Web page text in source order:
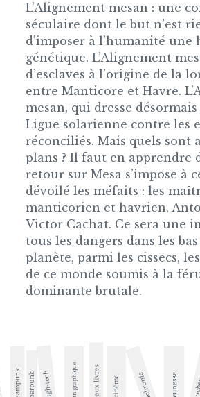
L’Alignement mesan : une
séculaire dont le but n’est
d’imposer à l’humanité une
génétique. L’Alignement
d’esclaves à l’origine de la
entre Manticore et Havre.
mesan, qui dresse
Ligue solarienne contre les
réconciliés. Mais quels sont
plans ? Il faut en apprendre
retour sur Mesa s’impose à
dévoilé les méfaits : les
manticorien et havrien,
Victor Cachat. Ce sera une
tous les dangers dans les
planète, parmi les cissecs,
de ce monde soumis à la
dominante brutale.